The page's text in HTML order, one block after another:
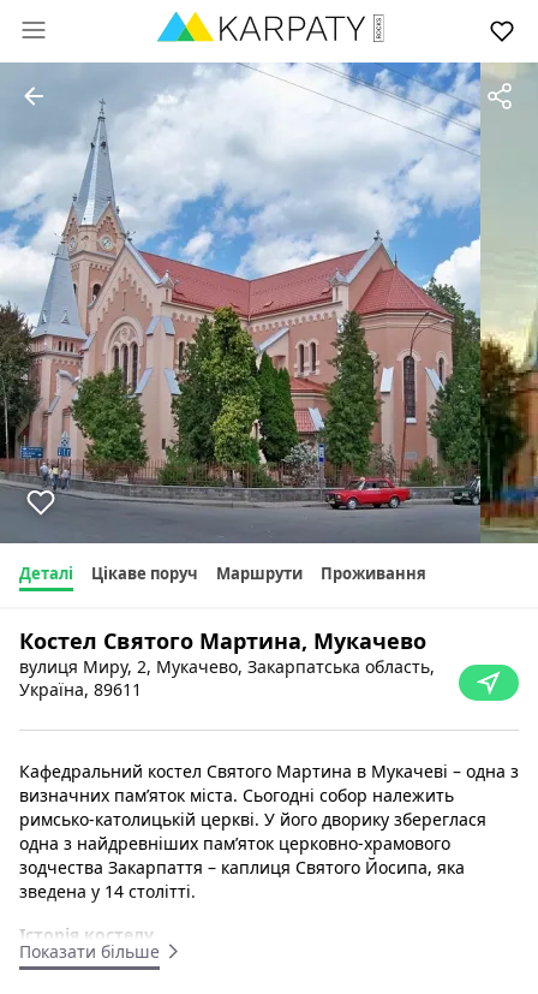
Деталі Цікаве поруч Маршрути Проживання
Костел Святого Мартина, Мукачево
вулиця Миру, 2, Мукачево, Закарпатська область,
Україна, 89611
Кафедральний костел Святого Мартина в Мукачеві – одна з
визначних пам’яток міста. Сьогодні собор належить
римсько-католицькій церкві. У його дворику збереглася
одна з найдревніших пам’яток церковно-храмового
зодчества Закарпаття – каплиця Святого Йосипа, яка
зведена у 14 столітті.
Історія костелу
У 1896 році за ініціативи графа Шенборна було вирішено
Показати більше